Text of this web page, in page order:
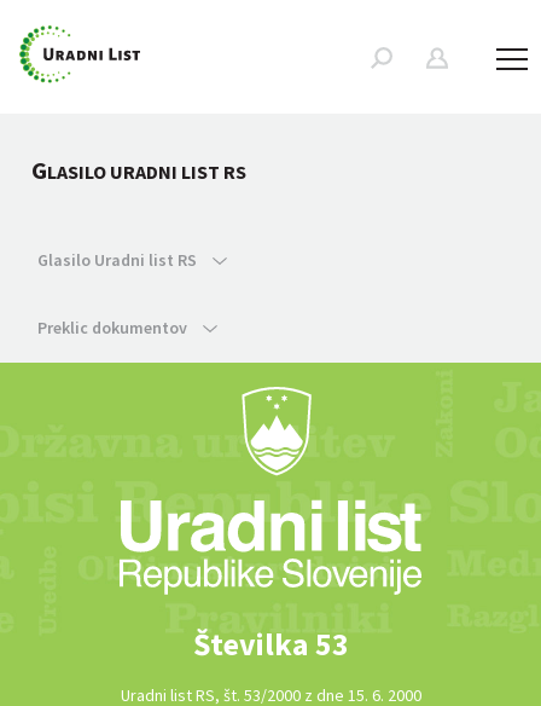
GLASILO URADNI LIST RS
Glasilo Uradni list RS
Preklic dokumentov
Številka 53
Uradni list RS, št. 53/2000 z dne 15. 6. 2000